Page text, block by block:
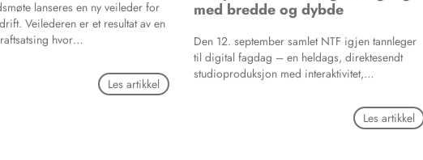
lanseres en ny veileder for
Veilederen er et resultat av en
hvor
private virksomheter og
Les artikkel
med bredde og dybde
Den 12. september samlet NTF igjen tannleger
til digital fagdag – en heldags, direktesendt
studioproduksjon med interaktivitet,
program favnet bredt, fra forebygging og
moderne kariesbehandling til avanserteLes artikkel